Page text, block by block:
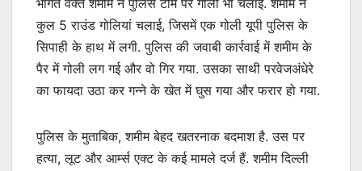
भागते वक्त शमीम ने पुलिस टीम पर गोली भी चलाई. शमीम ने
कुल 5 राउंड गोलियां चलाई, जिसमें एक गोली यूपी पुलिस के
सिपाही के हाथ में लगी. पुलिस की जवाबी कार्रवाई में शमीम के
पैर में गोली लग गई और वो गिर गया. उसका साथी परवेजअंधेरे
का फायदा उठा कर गन्ने के खेत में घुस गया और फरार हो गया.
पुलिस के मुताबिक, शमीम बेहद खतरनाक बदमाश है. उस पर
हत्या, लूट और आर्म्स एक्ट के कई मामले दर्ज हैं. शमीम दिल्ली